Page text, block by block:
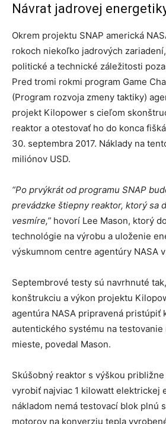
Návrat jadrovej
Okrem projektu SNAP americká
rokoch niekoľko jadrových
politické a technické záležitosti
Pred tromi rokmi program Game
(Program rozvoja zmeny taktiky)
projekt Kilopower s cieľom
reaktor a otestovať ho do konca
30. septembra 2017. Náklady na
miliónov USD.
“Po prvýkrát od programu SNAP
prevádzke štiepny reaktor, ktorý sa
vesmíre,” hovorí Lee Mason, ktorý
technológie na výrobu a uloženie
výskumnom centre agentúry NASA
Septembrové testy sú navrhnuté
konštrukciu a výkon projektu
agentúra NASA pripravená pristúpiť
autentického systému na testovanie
mieste, povedal Mason.
Skúšobný reaktor s výškou približne
vyrobiť najviac 1 kilowatt elektrickej
nákladom nemá testovací blok plnú
motorov na konverziu tepla